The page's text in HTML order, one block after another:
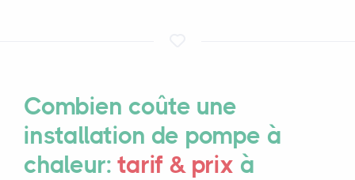
Combien coûte une
installation de pompe à
chaleur:tarif & prix à